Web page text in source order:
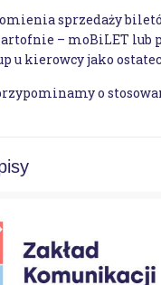
sprzedaży
– moBiLET lub
u kierowcy jako
o